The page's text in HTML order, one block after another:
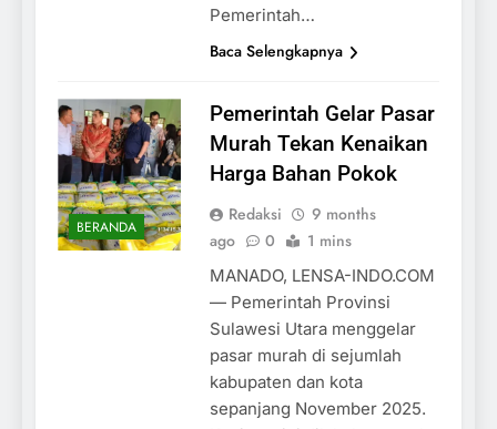
Pemerintah…
Baca Selengkapnya
BERANDA
Pemerintah Gelar Pasar
Murah Tekan Kenaikan
Harga Bahan Pokok
Redaksi
9 months
ago
0 1 mins
MANADO, LENSA-INDO.COM
— Pemerintah Provinsi
Sulawesi Utara menggelar
pasar murah di sejumlah
kabupaten dan kota
sepanjang November 2025.